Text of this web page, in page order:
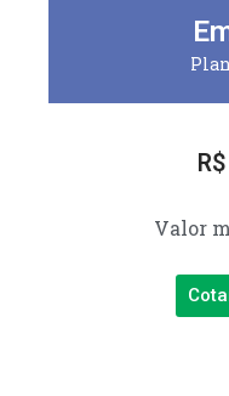
R$
Valor